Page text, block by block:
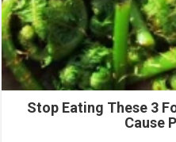
Stop Eating These 3
Cause